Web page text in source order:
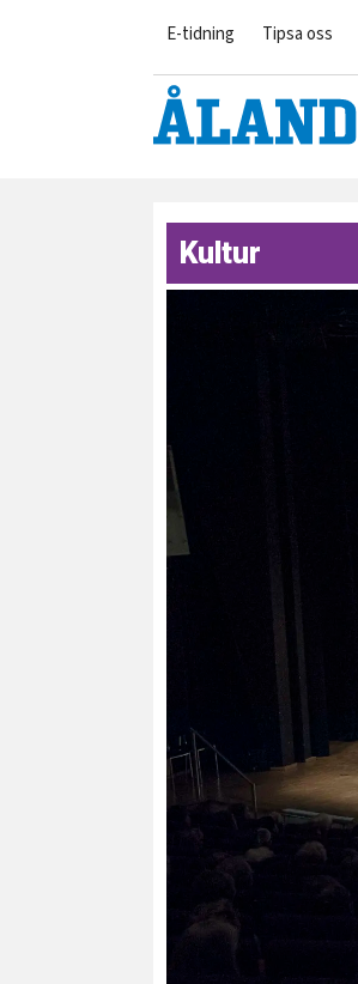
E-tidning Tipsa oss
Kultur